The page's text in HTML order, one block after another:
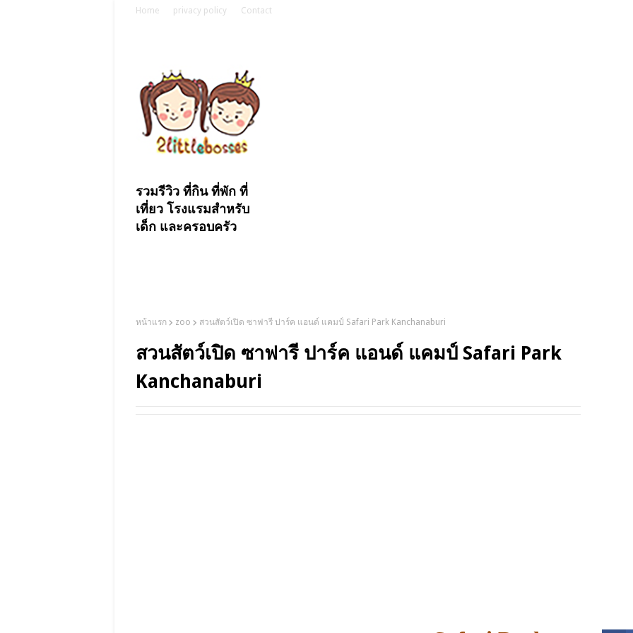
Home privacy policy Contact
รวมรีวิว ที่กิน ที่พัก ที่
เที่ยว โรงแรมสำหรับ
เด็ก และครอบครัว
หน้าแรก zoo สวนสัตว์เปิด ซาฟารี ปาร์ค แอนด์ แคมป์ Safari Park Kanchanaburi
สวนสัตว์เปิด ซาฟารี ปาร์ค แอนด์ แคมป์ Safari Park
Kanchanaburi